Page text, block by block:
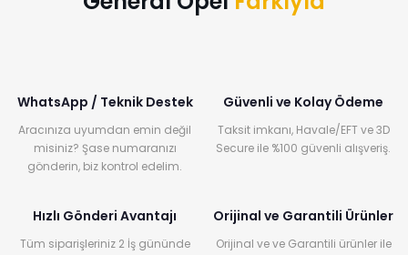
WhatsApp / Teknik Destek
Aracınıza uyumdan emin değil
misiniz? Şase numaranızı
gönderin, biz kontrol edelim.
Güvenli ve Kolay Ödeme
Taksit imkanı, Havale/EFT ve 3D
Secure ile %100 güvenli alışveriş.
Hızlı Gönderi Avantajı
Tüm siparişleriniz 2 İş gününde
Orijinal ve Garantili Ürünler
Orijinal ve ve Garantili ürünler ile